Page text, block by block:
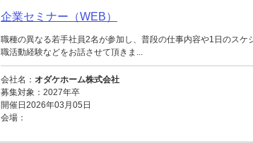
企業セミナー（WEB）
職種の異なる若手社員2名が参加し、普段の仕事内容や1日のス
職活動経験などをお話させて頂きま...
会社名： オダケホーム株式会社
募集対象：2027年卒
開催日2026年03月05日
会場：